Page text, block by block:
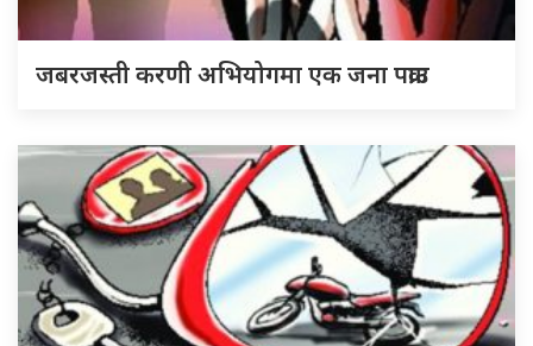
जबरजस्ती करणी अभियोगमा एक जना पक्राउ